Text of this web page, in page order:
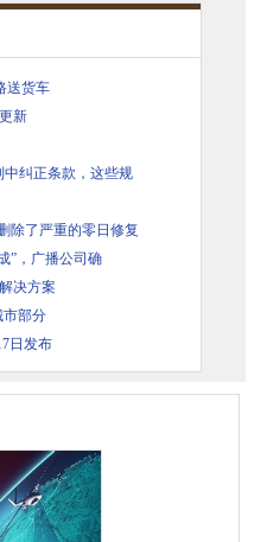
送货车
新
中纠正条款，这些规
除了严重的零日修复
”，广播公司确
决方案
市部分
日发布